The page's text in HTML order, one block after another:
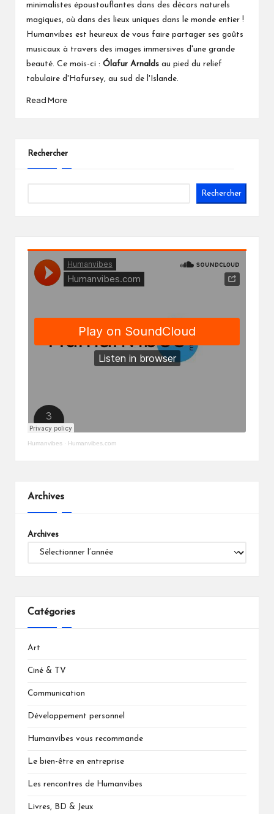
minimalistes époustouflantes dans des décors naturels
magiques, où dans des lieux uniques dans le monde entier !
Humanvibes est heureux de vous faire partager ses goûts
musicaux à travers des images immersives d'une grande
beauté. Ce mois-ci : Ólafur Arnalds au pied du relief
tabulaire d'Hafursey, au sud de l'Islande.
Read More
Rechercher
Rechercher
Humanvibes · Humanvibes.com
Archives
Archives
Catégories
Art
Ciné & TV
Communication
Développement personnel
Humanvibes vous recommande
Le bien-être en entreprise
Les rencontres de Humanvibes
Livres, BD & Jeux